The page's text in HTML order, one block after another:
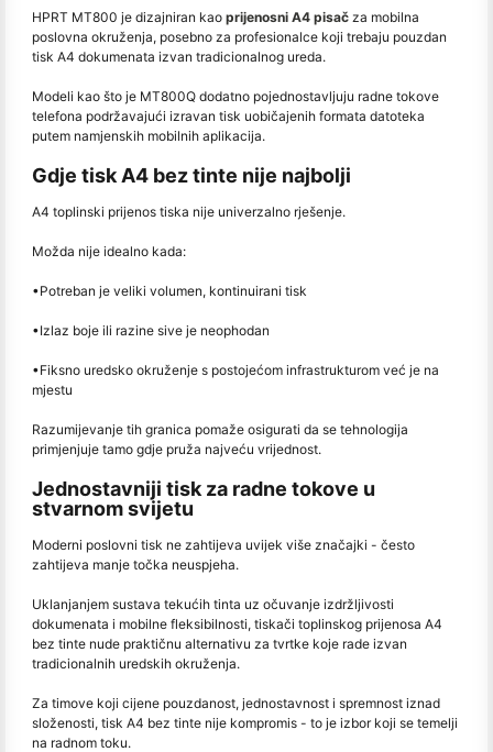
HPRT MT800 je dizajniran kao prijenosni A4 pisač za mobilna
poslovna okruženja, posebno za profesionalce koji trebaju pouzdan
tisk A4 dokumenata izvan tradicionalnog ureda.
Modeli kao što je MT800Q dodatno pojednostavljuju radne tokove
telefona podržavajući izravan tisk uobičajenih formata datoteka
putem namjenskih mobilnih aplikacija.
Gdje tisk A4 bez tinte nije najbolji
A4 toplinski prijenos tiska nije univerzalno rješenje.
Možda nije idealno kada:
•Potreban je veliki volumen, kontinuirani tisk
•Izlaz boje ili razine sive je neophodan
•Fiksno uredsko okruženje s postojećom infrastrukturom već je na
mjestu
Razumijevanje tih granica pomaže osigurati da se tehnologija
primjenjuje tamo gdje pruža najveću vrijednost.
Jednostavniji tisk za radne tokove u
stvarnom svijetu
Moderni poslovni tisk ne zahtijeva uvijek više značajki - često
zahtijeva manje točka neuspjeha.
Uklanjanjem sustava tekućih tinta uz očuvanje izdržljivosti
dokumenata i mobilne fleksibilnosti, tiskači toplinskog prijenosa A4
bez tinte nude praktičnu alternativu za tvrtke koje rade izvan
tradicionalnih uredskih okruženja.
Za timove koji cijene pouzdanost, jednostavnost i spremnost iznad
složenosti, tisk A4 bez tinte nije kompromis - to je izbor koji se temelji
na radnom toku.